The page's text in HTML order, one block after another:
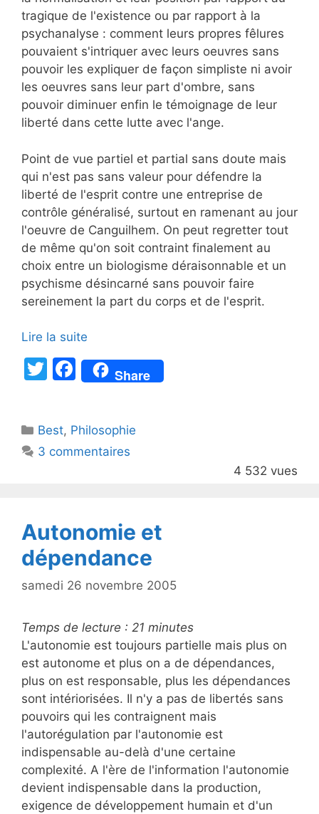
tragique de l'existence ou par rapport à la
psychanalyse : comment leurs propres fêlures
pouvaient s'intriquer avec leurs oeuvres sans
pouvoir les expliquer de façon simpliste ni avoir
les oeuvres sans leur part d'ombre, sans
pouvoir diminuer enfin le témoignage de leur
liberté dans cette lutte avec l'ange.
Point de vue partiel et partial sans doute mais
qui n'est pas sans valeur pour défendre la
liberté de l'esprit contre une entreprise de
contrôle généralisé, surtout en ramenant au jour
l'oeuvre de Canguilhem. On peut regretter tout
de même qu'on soit contraint finalement au
choix entre un biologisme déraisonnable et un
psychisme désincarné sans pouvoir faire
sereinement la part du corps et de l'esprit.
Lire la suite
T
er
F
a
e
b
k
Share
Catégories
Best, Philosophie
3 commentaires
4 532 vues
Autonomie et
dépendance
samedi 26 novembre 2005
Temps de lecture : 21 minutes
L'autonomie est toujours partielle mais plus on
est autonome et plus on a de dépendances,
plus on est responsable, plus les dépendances
sont intériorisées. Il n'y a pas de libertés sans
pouvoirs qui les contraignent mais
l'autorégulation par l'autonomie est
indispensable au-delà d'une certaine
complexité. A l'ère de l'information l'autonomie
devient indispensable dans la production,
exigence de développement humain et d'un